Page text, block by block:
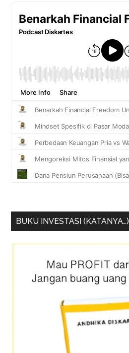
BUKU INVESTASI (KATANYA…)